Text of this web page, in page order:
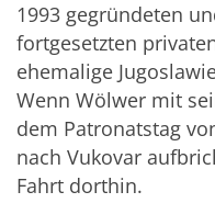
1993 gegründeten
fortgesetzten
ehemalige
Wenn Wölwer mit
dem Patronatstag
nach Vukovar
Fahrt dorthin.